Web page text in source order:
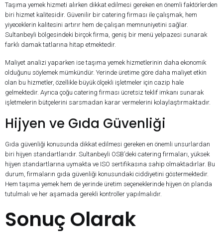
Taşıma yemek hizmeti alırken dikkat edilmesi gereken en önemli faktörlerden
biri hizmet kalitesidir. Güvenilir bir catering firması ile çalışmak, hem
yiyeceklerin kalitesini artırır hem de çalışan memnuniyetini sağlar.
Sultanbeyli bölgesindeki birçok firma, geniş bir menü yelpazesi sunarak
farklı damak tatlarına hitap etmektedir.
Maliyet analizi yaparken ise taşıma yemek hizmetlerinin daha ekonomik
olduğunu söylemek mümkündür. Yerinde üretime göre daha maliyet etkin
olan bu hizmetler, özellikle büyük ölçekli işletmeler için cazip hale
gelmektedir. Ayrıca çoğu catering firması ücretsiz teklif imkanı sunarak
işletmelerin bütçelerini sarsmadan karar vermelerini kolaylaştırmaktadır.
Hijyen ve Gıda Güvenliği
Gıda güvenliği konusunda dikkat edilmesi gereken en önemli unsurlardan
biri hijyen standartlarıdır. Sultanbeyli OSB’deki catering firmaları, yüksek
hijyen standartlarına uymakta ve ISO sertifikasına sahip olmaktadırlar. Bu
durum, firmaların gıda güvenliği konusundaki ciddiyetini göstermektedir.
Hem taşıma yemek hem de yerinde üretim seçeneklerinde hijyen ön planda
tutulmalı ve her aşamada gerekli kontroller yapılmalıdır.
Sonuç Olarak